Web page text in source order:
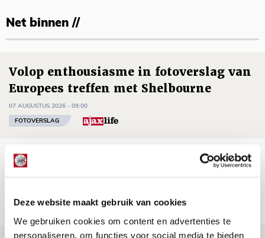
Deze website maakt gebruik van cookies
We gebruiken cookies om content en advertenties te
personaliseren, om functies voor social media te bieden
Net binnen //
Volop enthousiasme in fotoverslag van
Europees treffen met Shelbourne
07 AUGUSTUS 2026 - 09:00
FOTOVERSLAG
Míchel niet blij met resultaat en spel
na rust: ‘De focus nam af’
NIEUWS